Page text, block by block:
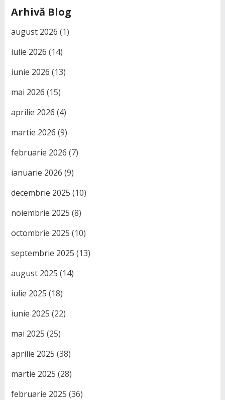
Arhivă Blog
august 2026 (1)
iulie 2026 (14)
iunie 2026 (13)
mai 2026 (15)
aprilie 2026 (4)
martie 2026 (9)
februarie 2026 (7)
ianuarie 2026 (9)
decembrie 2025 (10)
noiembrie 2025 (8)
octombrie 2025 (10)
septembrie 2025 (13)
august 2025 (14)
iulie 2025 (18)
iunie 2025 (22)
mai 2025 (25)
aprilie 2025 (38)
martie 2025 (28)
februarie 2025 (36)